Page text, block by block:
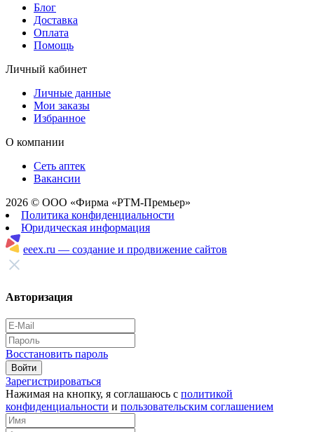
Блог
Доставка
Оплата
Помощь
Личный кабинет
Личные данные
Мои заказы
Избранное
О компании
Сеть аптек
Вакансии
2026 © ООО «Фирма «РТМ-Премьер»
Политика конфиденциальности
Юридическая информация
eeex.ru — создание и продвижение сайтов
Авторизация
Восстановить пароль
Войти
Зарегистрироваться
Нажимая на кнопку, я соглашаюсь с политикой
конфиденциальности и пользовательским соглашением